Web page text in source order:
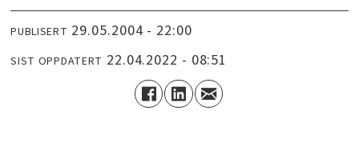
PUBLISERT 29.05.2004 - 22:00
SIST OPPDATERT 22.04.2022 - 08:51